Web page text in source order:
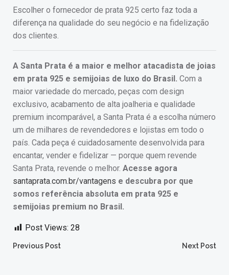
Escolher o fornecedor de prata 925 certo faz toda a
diferença na qualidade do seu negócio e na fidelização
dos clientes.
A Santa Prata é a maior e melhor atacadista de joias
em prata 925 e semijoias de luxo do Brasil. Com a
maior variedade do mercado, peças com design
exclusivo, acabamento de alta joalheria e qualidade
premium incomparável, a Santa Prata é a escolha número
um de milhares de revendedores e lojistas em todo o
país. Cada peça é cuidadosamente desenvolvida para
encantar, vender e fidelizar — porque quem revende
Santa Prata, revende o melhor. Acesse agora
santaprata.com.br/vantagens e descubra por que
somos referência absoluta em prata 925 e
semijoias premium no Brasil.
Post Views: 28
Post
Previous Post Next Post